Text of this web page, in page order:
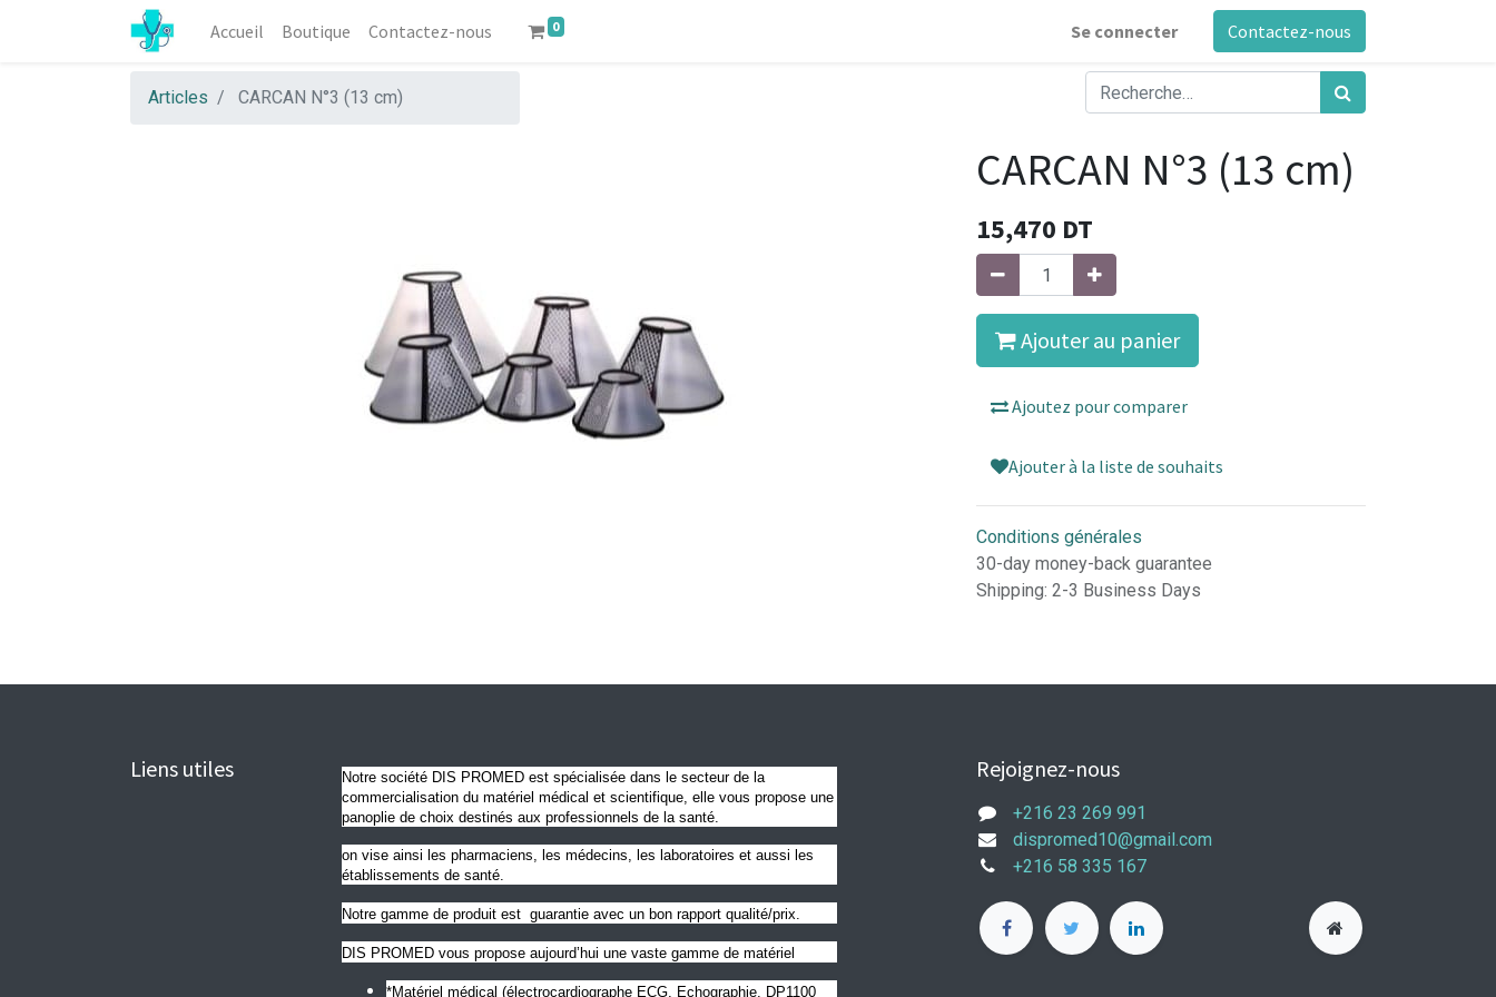
Accueil Boutique Contactez-nous 0 Se connecter Contactez-nous
Articles CARCAN N°3 (13 cm)
CARCAN N°3 (13 cm)
15,470 DT
Ajouter au panier
Ajoutez pour comparer
Ajouter à la liste de souhaits
Conditions générales
30-day money-back guarantee
Shipping: 2-3 Business Days
Liens utiles
Notre société DIS PROMED est spécialisée dans le secteur de la
commercialisation du matériel médical et scientifique, elle vous propose une
panoplie de choix destinés aux professionnels de la santé.
on vise ainsi les pharmaciens, les médecins, les laboratoires et aussi les
établissements de santé.
Notre gamme de produit est guarantie avec un bon rapport qualité/prix.
DIS PROMED vous propose aujourd’hui une vaste gamme de matériel
*Matériel médical (électrocardiographe ECG, Echographie, DP1100
Rejoignez-nous
+216 23 269 991
dispromed10@gmail.com
+216 58 335 167